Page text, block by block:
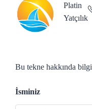
Platin
Yatçılık
Bu tekne hakkında bilgi
İsminiz